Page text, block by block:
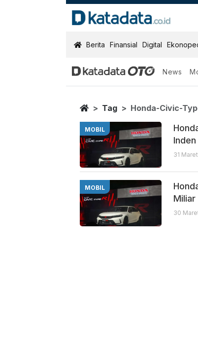
KatadataOTO
Berita Finansial Digital
News
Honda Civic
Berita Terbaru
Home
Tag Honda-Civic-
MOBIL
Inden
31
MOBIL
Miliar
30